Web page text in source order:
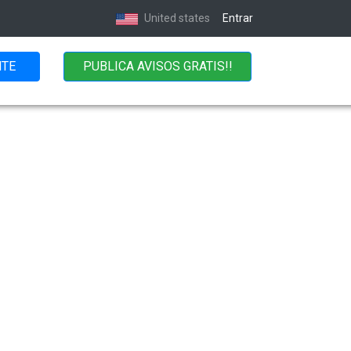
United states Entrar
PUBLICA AVISOS GRATIS!!